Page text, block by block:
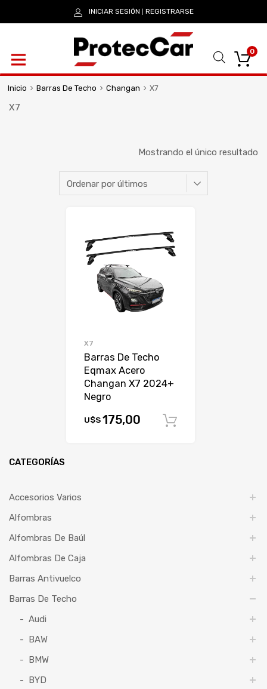
INICIAR SESIÓN REGISTRARSE
0
Inicio Barras De Techo Changan X7
X7
Mostrando el único resultado
X7
Barras De Techo
Eqmax Acero
Changan X7 2024+
Negro
U$S175,00
CATEGORÍAS
Accesorios Varios
Alfombras
Alfombras De Baúl
Alfombras De Caja
Barras Antivuelco
Barras De Techo
Audi
BAW
BMW
BYD